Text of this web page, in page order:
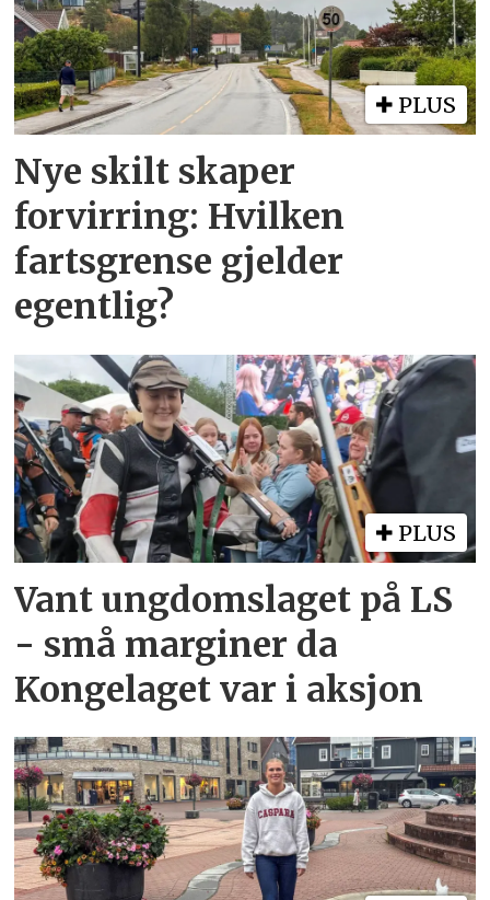
PLUS
Nye skilt skaper
forvirring: Hvilken
fartsgrense gjelder
egentlig?
PLUS
Vant ungdomslaget på LS
- små marginer da
Kongelaget var i aksjon